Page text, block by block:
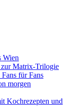
Wien
Matrix-Trilogie
für Fans
morgen
Kochrezepten und